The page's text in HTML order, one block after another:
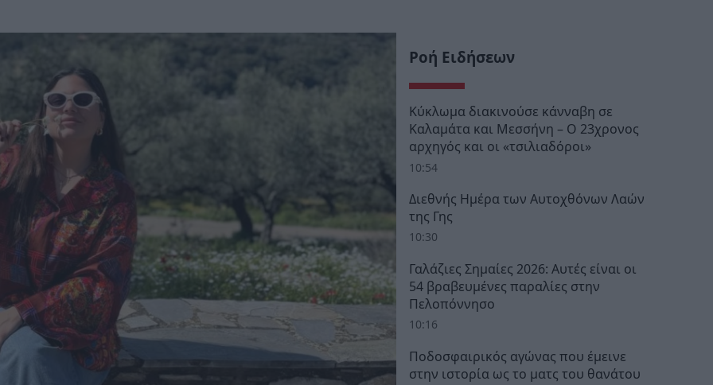
Ροή Ειδήσεων
Κύκλωμα διακινούσε κάνναβη σε
Καλαμάτα και Μεσσήνη – Ο 23χρονος
αρχηγός και οι «τσιλιαδόροι»
10:54
Διεθνής Ημέρα των Αυτοχθόνων Λαών
της Γης
10:30
Γαλάζιες Σημαίες 2026: Αυτές είναι οι
54 βραβευμένες παραλίες στην
Πελοπόννησο
10:16
Ποδοσφαιρικός αγώνας που έμεινε
στην ιστορία ως το ματς του θανάτου